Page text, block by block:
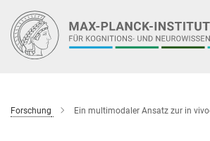
Hauptinhalt
Forschung Ein multimodaler Ansatz zur in vivo-Kartierung sogenannter U‑Fasern in der